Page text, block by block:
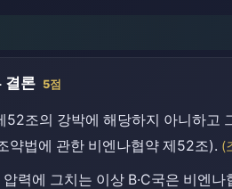
결론 5점
52조의 강박에 해당하지 아니하고
약법에 관한 비엔나협약 제52조). (
력에 그치는 이상 B·C국은 비엔